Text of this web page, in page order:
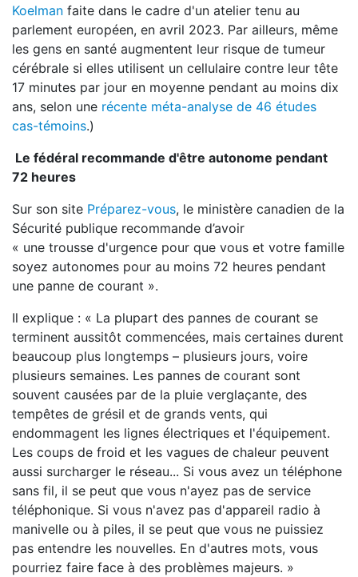
Koelman faite dans le cadre d'un atelier tenu au
parlement européen, en avril 2023. Par ailleurs, même
les gens en santé augmentent leur risque de tumeur
cérébrale si elles utilisent un cellulaire contre leur tête
17 minutes par jour en moyenne pendant au moins dix
ans, selon une récente méta-analyse de 46 études
cas-témoins.)
Le fédéral recommande d'être autonome pendant
72 heures
Sur son site Préparez-vous, le ministère canadien de la
Sécurité publique recommande d’avoir
« une trousse d'urgence pour que vous et votre famille
soyez autonomes pour au moins 72 heures pendant
une panne de courant ».
Il explique : « La plupart des pannes de courant se
terminent aussitôt commencées, mais certaines durent
beaucoup plus longtemps – plusieurs jours, voire
plusieurs semaines. Les pannes de courant sont
souvent causées par de la pluie verglaçante, des
tempêtes de grésil et de grands vents, qui
endommagent les lignes électriques et l'équipement.
Les coups de froid et les vagues de chaleur peuvent
aussi surcharger le réseau... Si vous avez un téléphone
sans fil, il se peut que vous n'ayez pas de service
téléphonique. Si vous n'avez pas d'appareil radio à
manivelle ou à piles, il se peut que vous ne puissiez
pas entendre les nouvelles. En d'autres mots, vous
pourriez faire face à des problèmes majeurs. »